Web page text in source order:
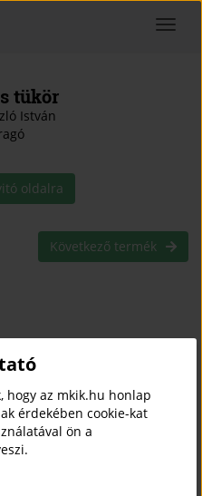
Toggle
tükör
István
oldalra
Következő termék
hogy az mkik.hu honlap
érdekében cookie-kat
ön a